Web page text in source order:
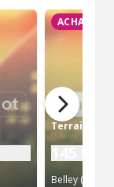
ACHAT
Terrain à
Belley (01)